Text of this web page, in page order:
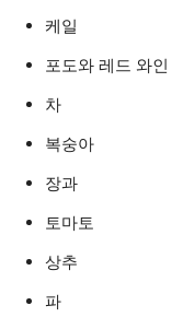
케일
포도와 레드 와인
차
복숭아
장과
토마토
상추
파